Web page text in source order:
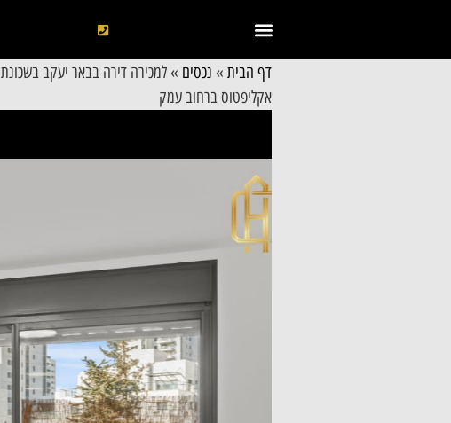
דף הבית» נכסים » למכירה דירה בבאר יעקב בשכונת
אקליפטוס ברחוב עמק